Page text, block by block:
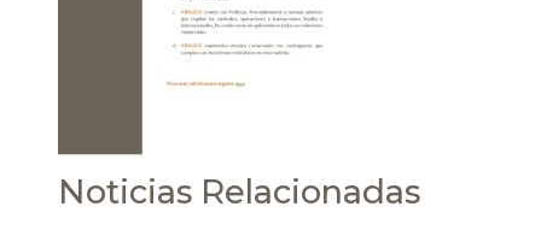
Noticias Relacionadas